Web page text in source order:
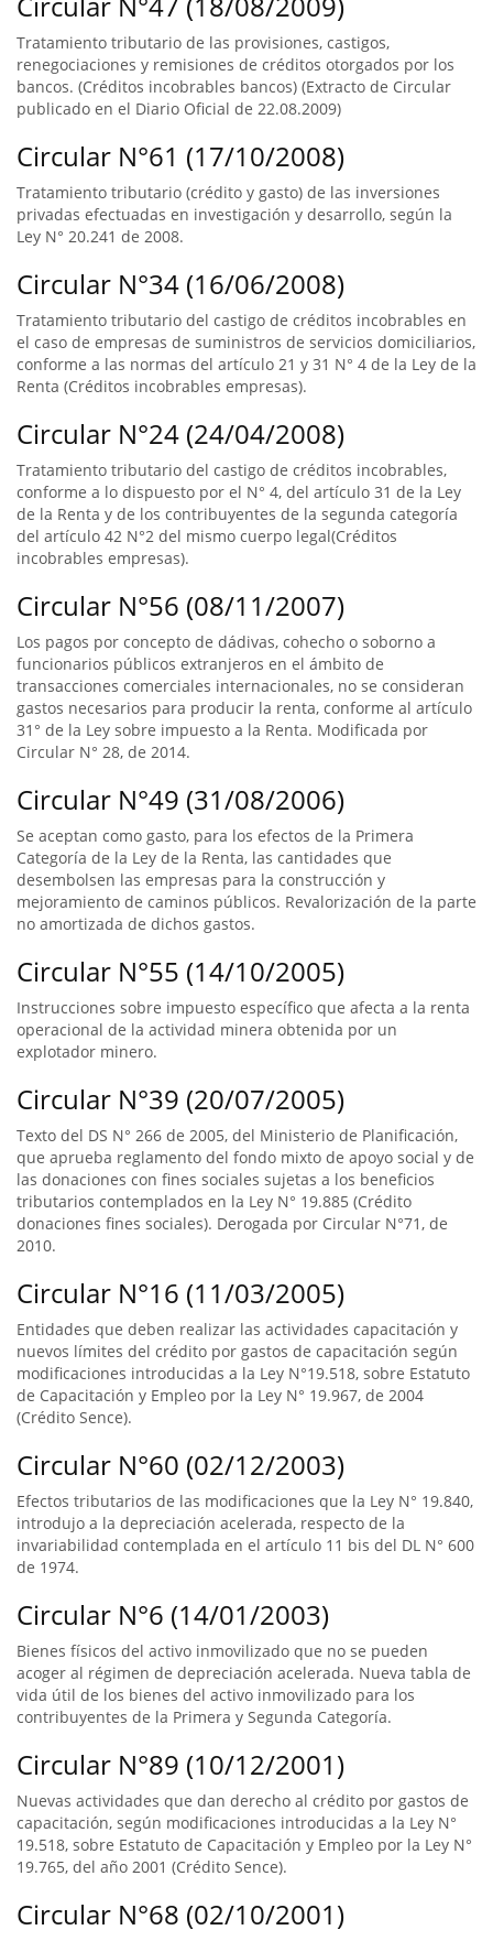
Tratamiento tributario de las provisiones, castigos,
renegociaciones y remisiones de créditos otorgados por los
bancos. (Créditos incobrables bancos) (Extracto de Circular
publicado en el Diario Oficial de 22.08.2009)
Circular N°61 (17/10/2008)
Tratamiento tributario (crédito y gasto) de las inversiones
privadas efectuadas en investigación y desarrollo, según la
Ley N° 20.241 de 2008.
Circular N°34 (16/06/2008)
Tratamiento tributario del castigo de créditos incobrables en
el caso de empresas de suministros de servicios domiciliarios,
conforme a las normas del artículo 21 y 31 N° 4 de la Ley de la
Renta (Créditos incobrables empresas).
Circular N°24 (24/04/2008)
Tratamiento tributario del castigo de créditos incobrables,
conforme a lo dispuesto por el N° 4, del artículo 31 de la Ley
de la Renta y de los contribuyentes de la segunda categoría
del artículo 42 N°2 del mismo cuerpo legal(Créditos
incobrables empresas).
Circular N°56 (08/11/2007)
Los pagos por concepto de dádivas, cohecho o soborno a
funcionarios públicos extranjeros en el ámbito de
transacciones comerciales internacionales, no se consideran
gastos necesarios para producir la renta, conforme al artículo
31° de la Ley sobre impuesto a la Renta. Modificada por
Circular N° 28, de 2014.
Circular N°49 (31/08/2006)
Se aceptan como gasto, para los efectos de la Primera
Categoría de la Ley de la Renta, las cantidades que
desembolsen las empresas para la construcción y
mejoramiento de caminos públicos. Revalorización de la parte
no amortizada de dichos gastos.
Circular N°55 (14/10/2005)
Instrucciones sobre impuesto específico que afecta a la renta
operacional de la actividad minera obtenida por un
explotador minero.
Circular N°39 (20/07/2005)
Texto del DS N° 266 de 2005, del Ministerio de Planificación,
que aprueba reglamento del fondo mixto de apoyo social y de
las donaciones con fines sociales sujetas a los beneficios
tributarios contemplados en la Ley N° 19.885 (Crédito
donaciones fines sociales). Derogada por Circular N°71, de
2010.
Circular N°16 (11/03/2005)
Entidades que deben realizar las actividades capacitación y
nuevos límites del crédito por gastos de capacitación según
modificaciones introducidas a la Ley N°19.518, sobre Estatuto
de Capacitación y Empleo por la Ley N° 19.967, de 2004
(Crédito Sence).
Circular N°60 (02/12/2003)
Efectos tributarios de las modificaciones que la Ley N° 19.840,
introdujo a la depreciación acelerada, respecto de la
invariabilidad contemplada en el artículo 11 bis del DL N° 600
de 1974.
Circular N°6 (14/01/2003)
Bienes físicos del activo inmovilizado que no se pueden
acoger al régimen de depreciación acelerada. Nueva tabla de
vida útil de los bienes del activo inmovilizado para los
contribuyentes de la Primera y Segunda Categoría.
Circular N°89 (10/12/2001)
Nuevas actividades que dan derecho al crédito por gastos de
capacitación, según modificaciones introducidas a la Ley N°
19.518, sobre Estatuto de Capacitación y Empleo por la Ley N°
19.765, del año 2001 (Crédito Sence).
Circular N°68 (02/10/2001)